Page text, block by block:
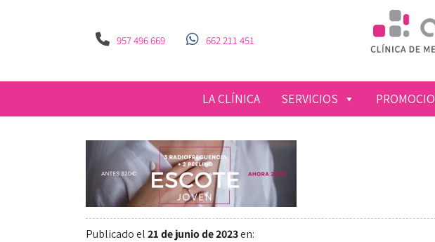
957 496 669 662 211 451
LA CLÍNICA SERVICIOS
Publicado el21 de junio de 2023en: